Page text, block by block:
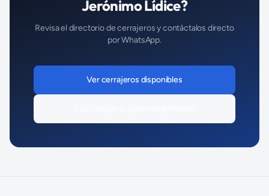
Jerónimo Lídice?
Revisa el directorio decerrajerosy contáctalos directo
por WhatsApp.
Vercerrajeros disponibles